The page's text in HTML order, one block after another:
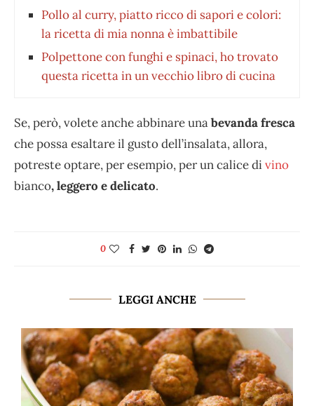
Pollo al curry, piatto ricco di sapori e colori:
la ricetta di mia nonna è imbattibile
Polpettone con funghi e spinaci, ho trovato
questa ricetta in un vecchio libro di cucina
Se, però, volete anche abbinare unabevanda fresca
che possa esaltare il gusto dell’insalata, allora,
potreste optare, per esempio, per un calice divino
bianco, leggero e delicato.
0
LEGGI ANCHE